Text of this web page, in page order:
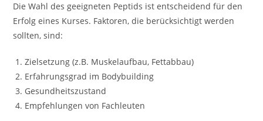
Die Wahl des geeigneten Peptids ist entscheidend für den
Erfolg eines Kurses. Faktoren, die berücksichtigt werden
sollten, sind:
Zielsetzung (z.B. Muskelaufbau, Fettabbau)
Erfahrungsgrad im Bodybuilding
Gesundheitszustand
Empfehlungen von Fachleuten